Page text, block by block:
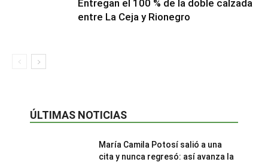
Entregan el 100 % de la doble calzada
entre La Ceja y Rionegro
ÚLTIMAS NOTICIAS
María Camila Potosí salió a una
cita y nunca regresó: así avanza la